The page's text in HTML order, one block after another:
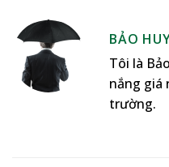
BẢO
Tôi là
nắng
trường.